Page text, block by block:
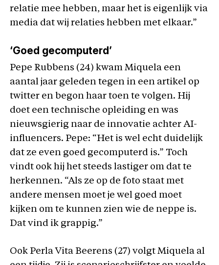
relatie mee hebben, maar het is eigenlijk via
media dat wij relaties hebben met elkaar.”
‘Goed gecomputerd’
Pepe Rubbens (24) kwam Miquela een
aantal jaar geleden tegen in een artikel op
twitter en begon haar toen te volgen. Hij
doet een technische opleiding en was
nieuwsgierig naar de innovatie achter AI-
influencers. Pepe: “Het is wel echt duidelijk
dat ze even goed gecomputerd is.” Toch
vindt ook hij het steeds lastiger om dat te
herkennen. “Als ze op de foto staat met
andere mensen moet je wel goed moet
kijken om te kunnen zien wie de neppe is.
Dat vind ik grappig.”
Ook Perla Vita Beerens (27) volgt Miquela al